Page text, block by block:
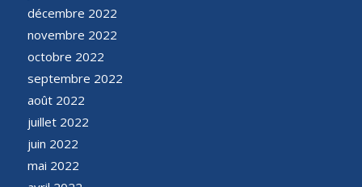
décembre 2022
novembre 2022
octobre 2022
septembre 2022
août 2022
juillet 2022
juin 2022
mai 2022